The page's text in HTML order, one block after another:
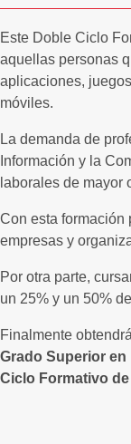
Este Doble Ciclo
aquellas personas
aplicaciones,
móviles.
La demanda de
Información y la
laborales de mayor
Con esta formación
empresas y
Por otra parte,
un 25% y un 50%
Finalmente
Grado Superior
Ciclo Formativo